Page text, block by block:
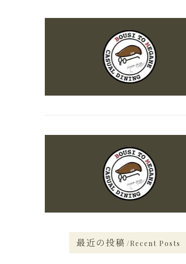
最近の投稿 Recent Posts